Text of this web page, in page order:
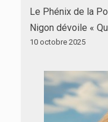
Le Phénix de la
Nigon dévoile «
10 octobre 2025